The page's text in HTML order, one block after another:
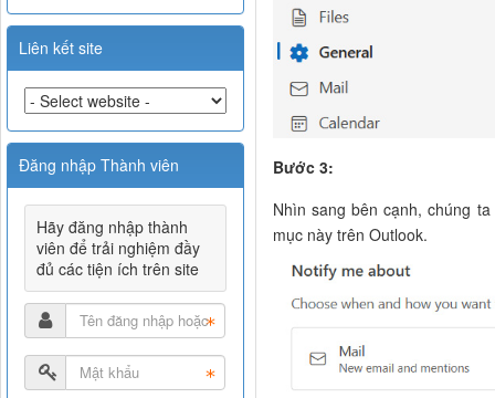
Bước 3:
Nhìn sang bên cạnh, chúng
mục này trên Outlook.
Liên kết site
Đăng nhập Thành viên
Hãy đăng nhập thành
viên để trải nghiệm đầy
đủ các tiện ích trên site